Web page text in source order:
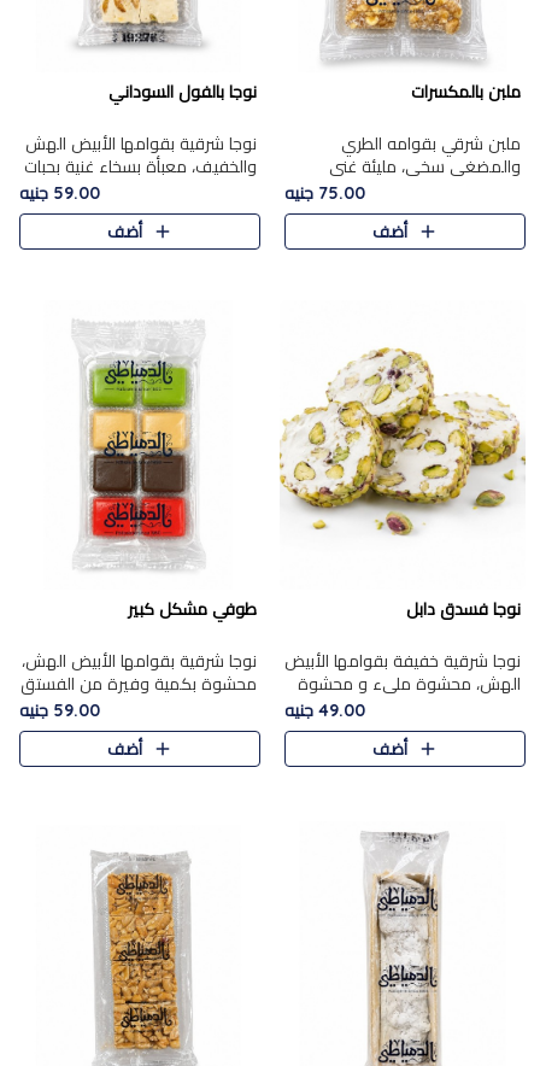
ملبن بالمكسرات
ملبن شرقي بقوامه الطري
والمضغي سخي، مليئة غني
بتشكيلة فاخرة من المكسرات
مشكلة المختارة التي تقدم تضيف
قرمشة مميزة مرضية ونكهة
75.00 جنيه
أضف
نوجا بالفول السوداني
نوجا شرقية بقوامها الأبيض الهش
والخفيف، معبأة بسخاء غنية بحبات
الفول السوداني المحمص التي
يقدم تضيف قرمشة مميزة مرضية
وتوازنًا رائعًا مع حلا..
59.00 جنيه
أضف
نوجا فسدق دابل
نوجا شرقية خفيفة بقوامها الأبيض
الهش، محشوة مليء و محشوة
بـكمية وفيرة من الفستق الفاخر
لتمنحك نكهة مكسرات غنية
وقرمشة مميزة في كل قطعة و
49.00 جنيه
أضف
طوفي مشكل كبير
نوجا شرقية بقوامها الأبيض الهش،
محشوة بكمية وفيرة من الفستق
الفاخر لتمنحك نكهة غنية وقرمشة
مميزة في كل قطعة، لتجربة تجمع
بين الفخامة والمذاق..
59.00 جنيه
أضف